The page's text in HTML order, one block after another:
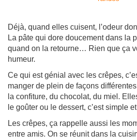
Déjà, quand elles cuisent, l’odeur
La pâte qui dore doucement dans la
quand on la retourne… Rien que ça
humeur.
Ce qui est génial avec les crêpes,
manger de plein de façons
la confiture, du chocolat, du miel.
le goûter ou le dessert, c’est simple
Les crêpes, ça rappelle aussi les
entre amis. On se réunit dans la